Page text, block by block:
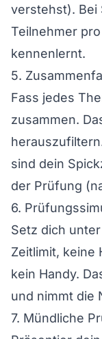
verstehst). Bei
Teilnehmer
kennenlernt.
5.
Fass jedes
zusammen.
sind dein
der Prüfung
6.
Setz dich
Zeitlimit, keine
kein Handy.
und nimmt die
7. Mündliche